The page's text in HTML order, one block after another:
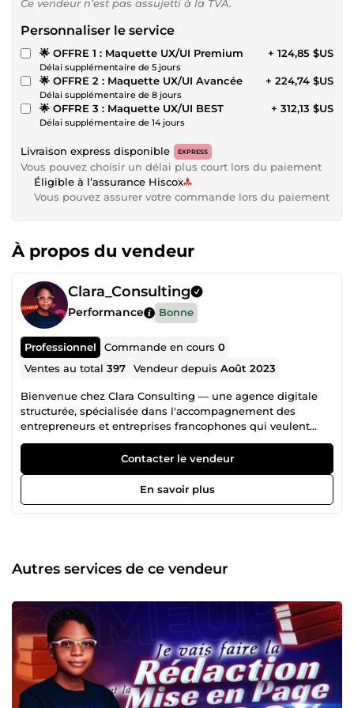
Ce vendeur n’est pas assujetti à la TVA.
Personnaliser le service
🌟 OFFRE 1 : Maquette UX/UI Premium
Délai supplémentaire de 5 jours
+ 124,85 $US
🌟 OFFRE 2 : Maquette UX/UI Avancée
Délai supplémentaire de 8 jours
+ 224,74 $US
🌟 OFFRE 3 : Maquette UX/UI BEST
Délai supplémentaire de 14 jours
+ 312,13 $US
Livraison express disponible EXPRESS
Vous pouvez choisir un délai plus court lors du paiement
Éligible à l’assurance Hiscox
Vous pouvez assurer votre commande lors du paiement
À propos du vendeur
Clara_Consulting
Performance Bonne
Professionnel Commande en cours0
Ventes au total397 Vendeur depuisAoût 2023
Bienvenue chez Clara Consulting — une agence digitale
structurée, spécialisée dans l'accompagnement des
entrepreneurs et entreprises francophones qui veulent
lancer, développer et faire croître leur activité en ligne.
Nous ne livrons pas de simples tâches. Nous construisons
des solutions qui durent. ━━━━━━━━━━━━━━━━━━━━━━ 🎯 CE
QUE NOUS FAISONS POUR VOUS
━━━━━━━━━━━━━━━━━━━━━━ 📱 Développement
Ads, tunnels de vente &amp; acquisition digitale 📚
Ebooks, présentations Canva &amp; contenus
réseaux sociaux ━━━━━━━━━━━━━━━━━━━━━━ 💡 POURQUOI
CHOISIR CLARA CONSULTING ? ━━━━━━━━━━━━━━━━━━━━━━
✔️ Une équipe pluridisciplinaire, pas un freelance isolé ✔️
Méthode structurée, livraisons rapides et soignées ✔️
Communication fluide à chaque étape du projet ✔️
Satisfaction client au cœur de chaque mission ✔️
Expérience solide depuis 2020, plus de 390 projets réalisés
Contacter le vendeur
En savoir plus
Autres services de ce vendeur